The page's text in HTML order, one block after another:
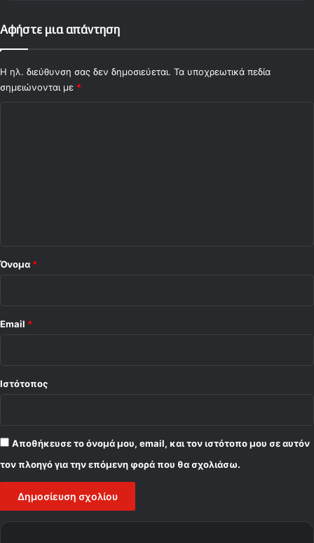
μ
έ
δ
Αφήστε μια απάντηση
Η ηλ. διεύθυνση σας δεν δημοσιεύεται. Τα υποχρεωτικά πεδία
σημειώνονται με *
Όνομα *
Email *
Ιστότοπος
Αποθήκευσε το όνομά μου, email, και τον ιστότοπο μου σε αυτόν
τον πλοηγό για την επόμενη φορά που θα σχολιάσω.